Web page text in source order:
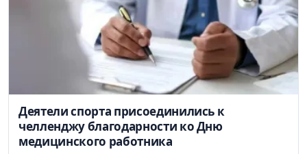
Деятели спорта присоединились к
челленджу благодарности ко Дню
медицинского работника